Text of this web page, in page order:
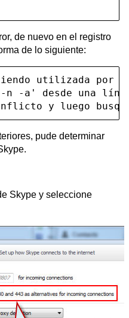
de nuevo en el registro
de lo siguiente:
utilizada por
-a' desde una línea
y luego
pude determinar
Skype y seleccione